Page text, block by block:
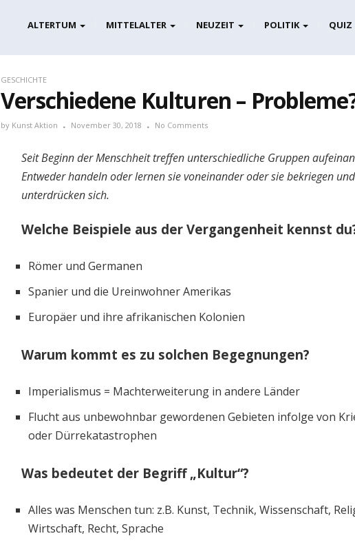
ALTERTUM MITTELALTER NEUZEIT POLITIK QUIZ
GESCHICHTE
Verschiedene Kulturen –
by Kunst Aktion November 30, 2018 No Comments
Seit Beginn der Menschheit treffen unterschiedliche Gruppen
Entweder handeln oder lernen sie voneinander oder sie bekriegen und
unterdrücken sich.
Welche Beispiele aus der Vergangenheit kennst
Römer und Germanen
Spanier und die Ureinwohner Amerikas
Europäer und ihre afrikanischen Kolonien
Warum kommt es zu solchen Begegnungen?
Imperialismus = Machterweiterung in andere Länder
Flucht aus unbewohnbar gewordenen Gebieten infolge von
oder Dürrekatastrophen
Was bedeutet der Begriff „Kultur“?
Alles was Menschen tun: z.B. Kunst, Technik, Wissenschaft,
Wirtschaft, Recht, Sprache